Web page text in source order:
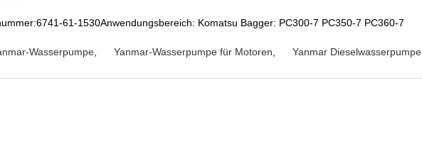
6741-61-1530Anwendungsbereich: Komatsu Bagger: PC300-7 PC350-7 PC360-7
Wasserpumpe, Yanmar-Wasserpumpe für Motoren, Yanmar Dieselwasserpumpe